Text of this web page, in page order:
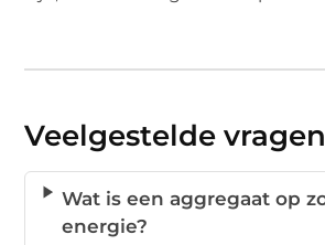
Veelgestelde vragen
Wat is een aggregaat op
energie?